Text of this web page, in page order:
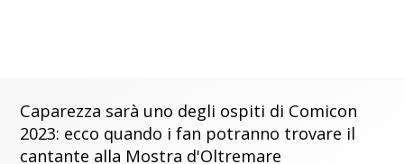
Caparezza sarà uno degli ospiti di Comicon
2023: ecco quando i fan potranno trovare il
cantante alla Mostra d'Oltremare